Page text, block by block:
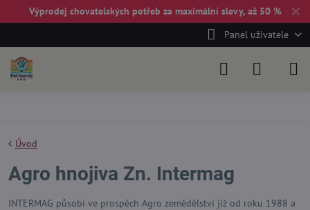
✕
Výprodej chovatelských potřeb za maximální slevy, až 50 %
Panel uživatele
Úvod
Agro hnojiva Zn. Intermag
INTERMAG působí ve prospěch Agro zemědělství již od roku 1988 a